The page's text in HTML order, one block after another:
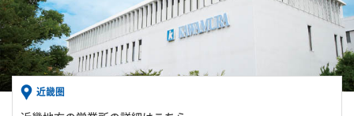
近畿圏